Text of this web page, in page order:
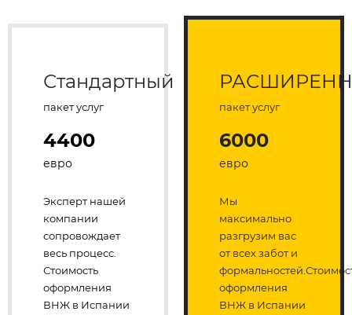
Стандартный
пакет услуг
4400
евро
Эксперт нашей
компании
сопровождает
весь процесс.
Стоимость
оформления
ВНЖ в Испании
пакет услуг
6000
евро
Мы
максимально
разгрузим вас
от всех забот и
оформления
ВНЖ в Испании